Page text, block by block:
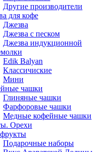
Другие производители
для кофе
Джезва
Джезва с песком
Джезва индукционной
Edik Balyan
Классичиские
Мини
чашки
Глиняные чашки
Фарфоровые чашки
Медные кофейные чашки
Орехи
Подарочные наборы